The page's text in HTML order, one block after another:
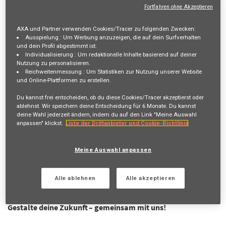
23097
No Level
Stephanie GATTI
01/07/2026
mail_outline
Erhalte zukünftige Jobangebote, die mit deiner Suche
übereinstimmen.
Stellenbeschreibung
Gestalte deine Zukunft – gemeinsam mit uns!
AXA und Partner verwenden Cookies/Tracer zu folgenden Zwecken:
Ausspielung : Um Werbung anzuzeigen, die auf dein Surfverhalten
und dein Profil abgestimmt ist.
Individualisierung : Um redaktionelle Inhalte basierend auf deiner
Nutzung zu personalisieren.
Reichweitenmessung : Um Statistiken zur Nutzung unserer Website
und Online-Plattformen zu erstellen.
Du kannst frei entscheiden, ob du diese Cookies/Tracer akzeptierst oder
ablehnst. Wir speichern deine Entscheidung für 6 Monate. Du kannst
deine Wahl jederzeit ändern, indem du auf den Link "Meine Auswahl
anpassen" klickst. Liste der Drittanbieter und Cookie-Richtlinie
Meine Auswahl anpassen
Alle ablehnen Alle akzeptieren
Fortfahren ohne Akzeptieren